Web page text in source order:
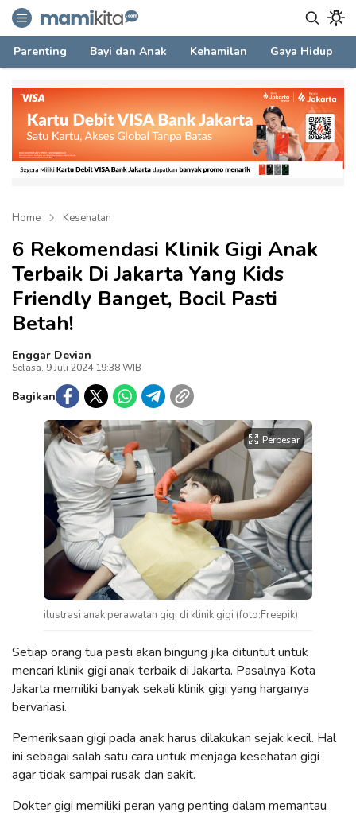
mamikita.com
Informasi Parenting untuk Mami Milenial
Parenting Bayi dan Anak Kehamilan Gaya Hidup
Home Kesehatan
6 Rekomendasi Klinik Gigi Anak
Terbaik Di Jakarta Yang Kids
Friendly Banget, Bocil Pasti
Betah!
Enggar Devian
Selasa, 9 Juli 2024 19:38 WIB
Bagikan
Perbesar
ilustrasi anak perawatan gigi di klinik gigi (foto:Freepik)
Setiap orang tua pasti akan bingung jika dituntut untuk
mencari klinik gigi anak terbaik di Jakarta. Pasalnya Kota
Jakarta memiliki banyak sekali klinik gigi yang harganya
bervariasi.
Pemeriksaan gigi pada anak harus dilakukan sejak kecil. Hal
ini sebagai salah satu cara untuk menjaga kesehatan gigi
agar tidak sampai rusak dan sakit.
Dokter gigi memiliki peran yang penting dalam memantau